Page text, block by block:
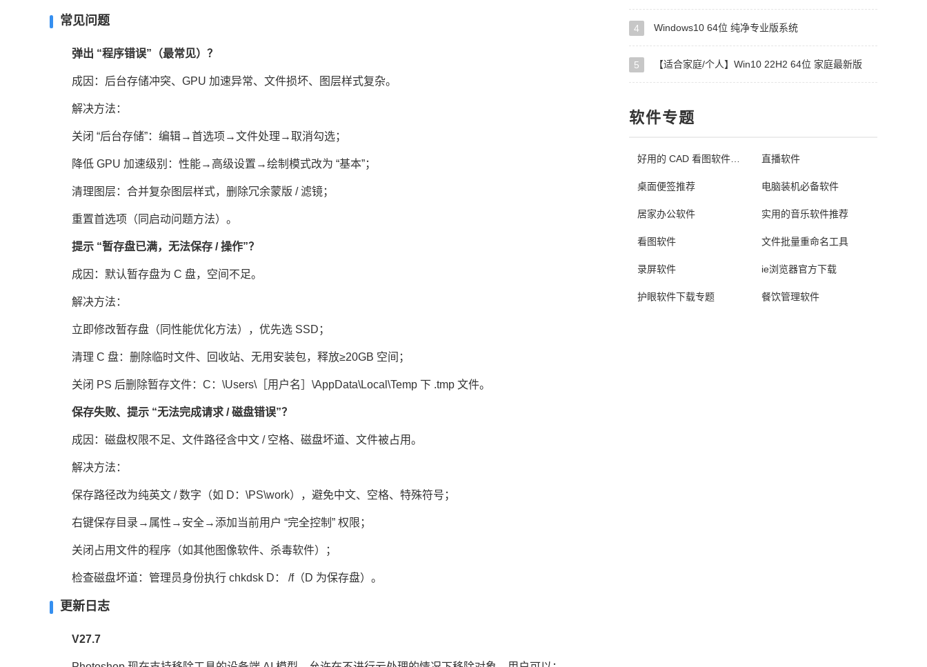
常见问题
弹出 “程序错误”（最常见）？
成因：后台存储冲突、GPU 加速异常、文件损坏、图层样式复杂。
解决方法：
关闭 “后台存储”：编辑→首选项→文件处理→取消勾选；
降低 GPU 加速级别：性能→高级设置→绘制模式改为 “基本”；
清理图层：合并复杂图层样式，删除冗余蒙版 / 滤镜；
重置首选项（同启动问题方法）。
提示 “暂存盘已满，无法保存 / 操作”？
成因：默认暂存盘为 C 盘，空间不足。
解决方法：
立即修改暂存盘（同性能优化方法），优先选 SSD；
清理 C 盘：删除临时文件、回收站、无用安装包，释放≥20GB 空间；
关闭 PS 后删除暂存文件：C：\Users\［用户名］\AppData\Local\Temp 下 .tmp 文件。
保存失败、提示 “无法完成请求 / 磁盘错误”？
成因：磁盘权限不足、文件路径含中文 / 空格、磁盘坏道、文件被占用。
解决方法：
保存路径改为纯英文 / 数字（如 D：\PS\work），避免中文、空格、特殊符号；
右键保存目录→属性→安全→添加当前用户 “完全控制” 权限；
关闭占用文件的程序（如其他图像软件、杀毒软件）；
检查磁盘坏道：管理员身份执行 chkdsk D： /f（D 为保存盘）。
更新日志
V27.7
4 Windows10 64位 纯净专业版系统
5 【适合家庭/个人】Win10 22H2 64位 家庭最新版
软件专题
好用的 CAD 看图软件推荐 直播软件
桌面便签推荐 电脑装机必备软件
居家办公软件 实用的音乐软件推荐
看图软件 文件批量重命名工具
录屏软件 ie浏览器官方下载
护眼软件下载专题 餐饮管理软件